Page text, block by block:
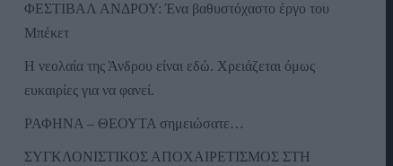
ΦΕΣΤΙΒΑΛ ΑΝΔΡΟΥ: Ένα βαθυστόχαστο έργο του
Μπέκετ
Η νεολαία της Άνδρου είναι εδώ. Χρειάζεται όμως
ευκαιρίες για να φανεί.
ΡΑΦΗΝΑ – ΘΕΟΥΤΑ σημειώσατε…
ΣΥΓΚΛΟΝΙΣΤΙΚΟΣ ΑΠΟΧΑΙΡΕΤΙΣΜΟΣ ΣΤΗ